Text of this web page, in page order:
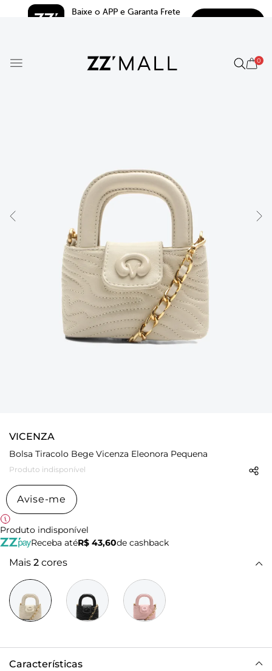
Baixe o APP e Garanta Frete
0
VICENZA
Bolsa Tiracolo Bege Vicenza Eleonora Pequena
Produto indisponível
Avise-me
Produto indisponível
Receba atéR$ 43,60de cashback
Mais 2 cores
Características